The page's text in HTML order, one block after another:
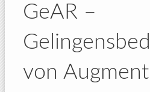
GeAR –
von